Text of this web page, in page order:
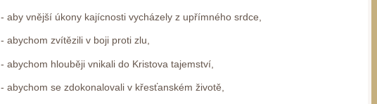
- aby vnější úkony kajícnosti vycházely z upřímného srdce,
- abychom zvítězili v boji proti zlu,
- abychom hlouběji vnikali do Kristova tajemství,
- abychom se zdokonalovali v křesťanském životě,